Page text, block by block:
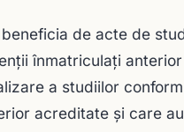
de acte de
înmatriculaţi
a studiilor
acreditate şi care